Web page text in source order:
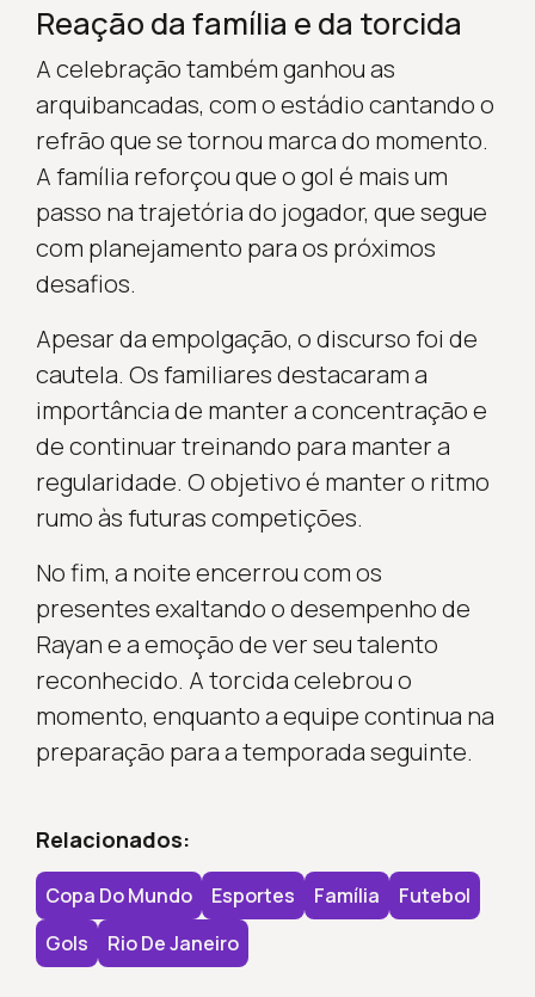
Reação da família e da torcida
A celebração também ganhou as
arquibancadas, com o estádio cantando o
refrão que se tornou marca do momento.
A família reforçou que o gol é mais um
passo na trajetória do jogador, que segue
com planejamento para os próximos
desafios.
Apesar da empolgação, o discurso foi de
cautela. Os familiares destacaram a
importância de manter a concentração e
de continuar treinando para manter a
regularidade. O objetivo é manter o ritmo
rumo às futuras competições.
No fim, a noite encerrou com os
presentes exaltando o desempenho de
Rayan e a emoção de ver seu talento
reconhecido. A torcida celebrou o
momento, enquanto a equipe continua na
preparação para a temporada seguinte.
Relacionados:
Copa Do Mundo Esportes Família
Futebol
Gols
Rio De Janeiro